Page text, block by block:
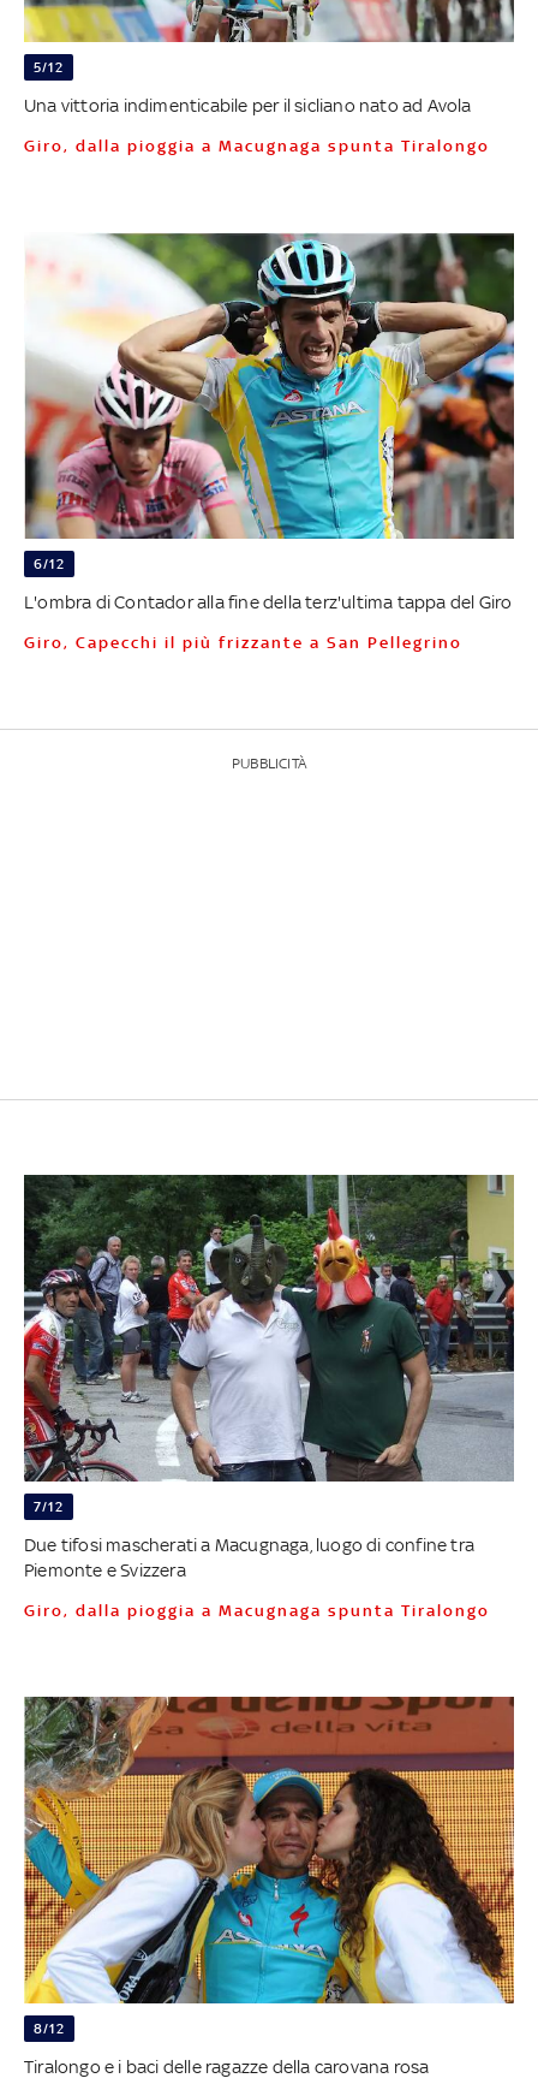
5/12
Una vittoria indimenticabile per il sicliano nato ad Avola
Giro, dalla pioggia a Macugnaga spunta Tiralongo
6/12
L'ombra di Contador alla fine della terz'ultima tappa del Giro
Giro, Capecchi il più frizzante a San Pellegrino
PUBBLICITÀ
7/12
Due tifosi mascherati a Macugnaga, luogo di confine tra
Piemonte e Svizzera
Giro, dalla pioggia a Macugnaga spunta Tiralongo
8/12
Tiralongo e i baci delle ragazze della carovana rosa